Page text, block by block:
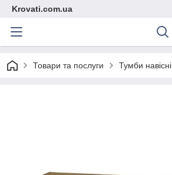
Krovati.com.ua
Товари та послуги Тумби навісні